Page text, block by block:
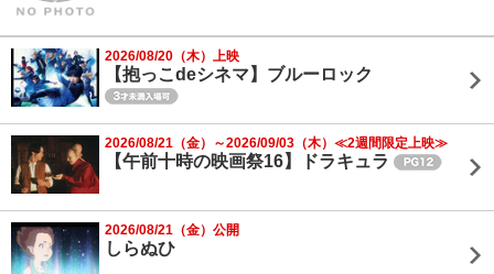
2026/08/20（木）上映
【抱っこdeシネマ】ブルーロック
2026/08/21（金）～2026/09/03（木）≪2週間限定上映≫
【午前十時の映画祭16】ドラキュラ
2026/08/21（金）公開
しらぬひ